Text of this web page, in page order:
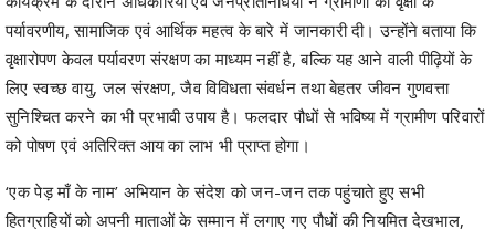
लिए स्वच्छ वायु, जल संरक्षण, जैव विविधता संवर्धन तथा बेहतर जीवन गुणवत्ता
सुनिश्चित करने का भी प्रभावी उपाय है। फलदार पौधों से भविष्य में ग्रामीण परिवारों
को पोषण एवं अतिरिक्त आय का लाभ भी प्राप्त होगा।
‘एक पेड़ माँ के नाम’ अभियान के संदेश को जन-जन तक पहुंचाते हुए सभी
हितग्राहियों को अपनी माताओं के सम्मान में लगाए गए पौधों की नियमित देखभाल,
संरक्षण एवं संवर्धन का संकल्प दिलाया गया। ग्रामीणों ने भी पौधों को वृक्ष बनने तक
सुरक्षित रखने और अपने आसपास अधिक से अधिक पौधे लगाने का संकल्प व्यक्त